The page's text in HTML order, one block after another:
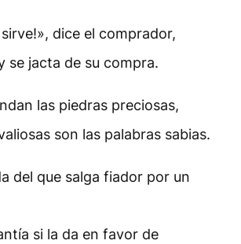
dice el comprador,
se jacta de su compra.
las piedras preciosas,
son las palabras sabias.
del que salga fiador por un
si la da en favor de